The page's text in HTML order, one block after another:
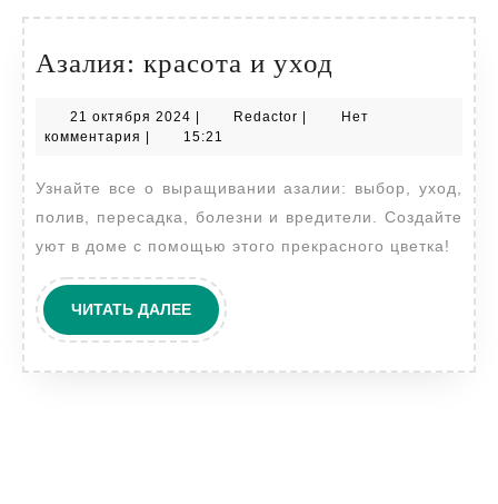
Азалия: красота и уход
и
21 октября 2024 21
октября
Redactor Redactor
Нет
комментария
15:21
Узнайте все о выращивании азалии: выбор, уход,
полив, пересадка, болезни и вредители. Создайте
уют в доме с помощью этого прекрасного цветка!
ЧИТАТЬ ДАЛЕЕЧИТАТЬ
ДАЛЕЕ